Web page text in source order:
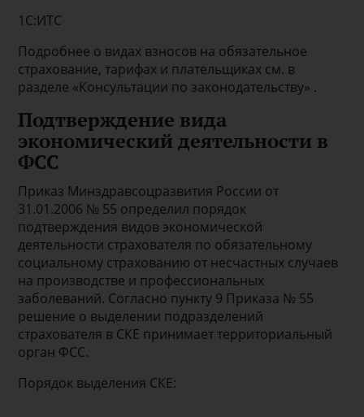
1С:ИТС
Подробнее о видах взносов на обязательное
страхование, тарифах и плательщиках см. в
разделе «Консультации по законодательству» .
Подтверждение вида
экономический деятельности в
ФСС
Приказ Минздравcоцразвития России от
31.01.2006 № 55 определил порядок
подтверждения видов экономической
деятельности страхователя по обязательному
социальному страхованию от несчастных случаев
на производстве и профессиональных
заболеваний. Согласно пункту 9 Приказа № 55
решение о выделении подразделений
страхователя в СКЕ принимает территориальный
орган ФСС.
Порядок выделения СКЕ: